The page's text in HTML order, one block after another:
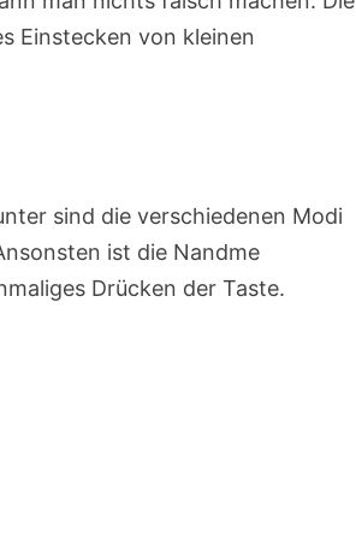
Einstecken von kleinen
sind die verschiedenen Modi
ist die Nandme
Drücken der Taste.